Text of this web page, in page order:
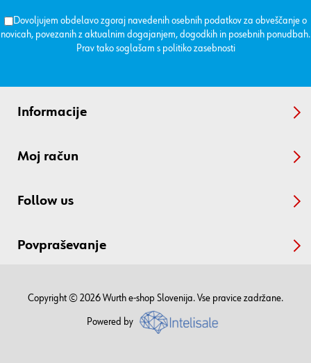
Dovoljujem obdelavo zgoraj navedenih osebnih podatkov za obveščanje o
novicah, povezanih z aktualnim dogajanjem, dogodkih in posebnih ponudbah.
Prav tako soglašam s politiko zasebnosti
Informacije
Moj račun
Follow us
Povpraševanje
Copyright © 2026 Wurth e-shop Slovenija. Vse pravice zadržane.
Powered by